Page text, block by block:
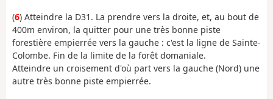
(6) Atteindre la D31. La prendre vers la droite, et, au bout de
400m environ, la quitter pour une très bonne piste
forestière empierrée vers la gauche : c'est la ligne de Sainte-
Colombe. Fin de la limite de la forêt domaniale.
Atteindre un croisement d'où part vers la gauche (Nord) une
autre très bonne piste empierrée.